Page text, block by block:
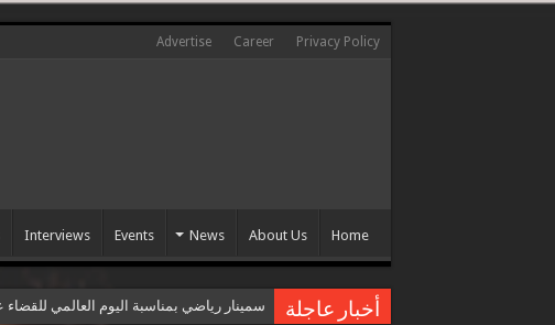
Privacy Policy
Career
Advertise
Home
About Us
News
Events
Interviews
أخبار عاجلة سمينار رياضي بمناسبة اليوم العالمي